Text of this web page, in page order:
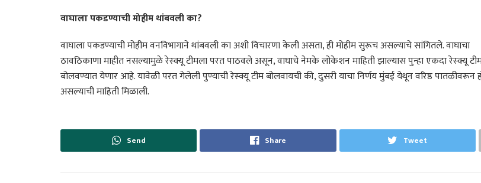
वाघाला पकडण्याची मोहीम थांबवली का?
वाघाला पकडण्याची मोहीम वनविभागाने थांबवली का अशी विचारणा केली असता, ही मोहीम सुरूच असल्याचे सांगितले. वाघाचा
ठावठिकाणा माहीत नसल्यामुळे रेस्क्यू टीमला परत पाठवले असून, वाघाचे नेमके लोकेशन माहिती झाल्यास पुन्हा एकदा रेस्क्यू
बोलवण्यात येणार आहे. यावेळी परत गेलेली पुण्याची रेस्क्यू टीम बोलवायची की, दुसरी याचा निर्णय मुंबई येथून वरिष्ठ पातळीवरून
असल्याची माहिती मिळाली.
Send Share Tweet